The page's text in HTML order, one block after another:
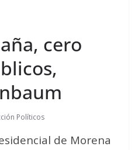
cero
Políticos
de Morena